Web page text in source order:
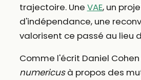
trajectoire. Une VAE, un
d'indépendance, une
valorisent ce passé au lieu
Comme l'écrit Daniel
numericusà propos des